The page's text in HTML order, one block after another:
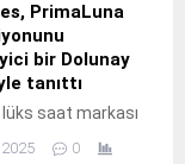
PrimaLuna
bir Dolunay
tanıttı
lüks saat markası
0